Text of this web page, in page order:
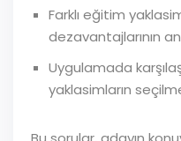
Farklı eğitim
dezavantajlarının
Uygulamada
yaklasimların